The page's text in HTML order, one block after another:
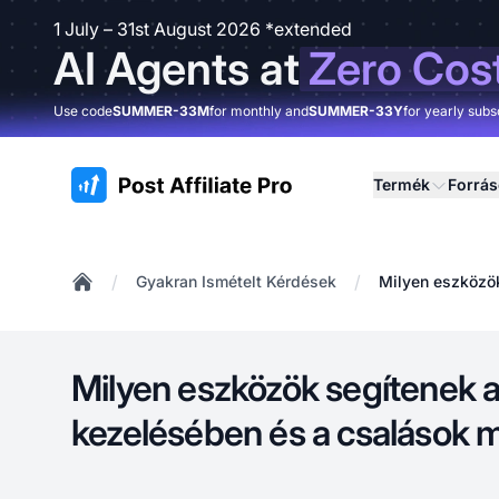
1 July – 31st August 2026 *extended
AI Agents atZero
Use codeSUMMER-33Mfor monthly andSUMMER-33Yfor yearly
:site.title Termék
/ Gyakran Ismételt Kérdések / Milyen
Milyen eszközök segítenek
kezelésében és a csalások